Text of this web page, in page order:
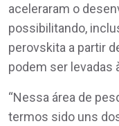
aceleraram o
possibilitando,
perovskita a partir
podem ser levadas
“Nessa área de
termos sido uns